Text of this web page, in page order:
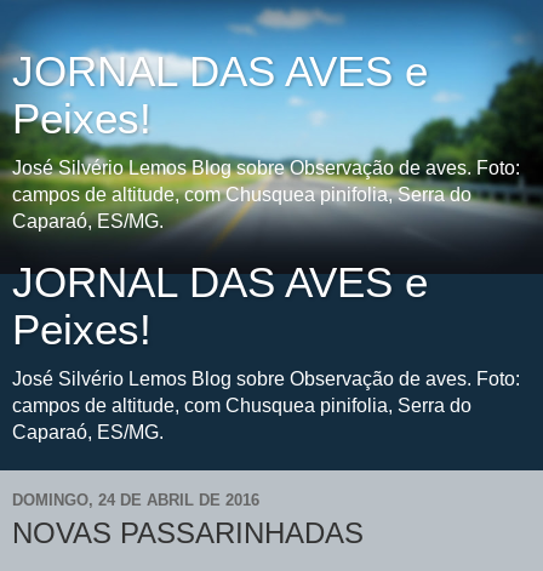
JORNAL DAS AVES e
Peixes!
José Silvério Lemos Blog sobre Observação de aves. Foto:
campos de altitude, com Chusquea pinifolia, Serra do
Caparaó, ES/MG.
JORNAL DAS AVES e
Peixes!
José Silvério Lemos Blog sobre Observação de aves. Foto:
campos de altitude, com Chusquea pinifolia, Serra do
Caparaó, ES/MG.
DOMINGO, 24 DE ABRIL DE 2016
NOVAS PASSARINHADAS